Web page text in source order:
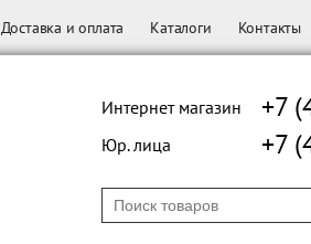
Доставка и оплата Каталоги Контакты
Интернет магазин +7
Юр. лица +7